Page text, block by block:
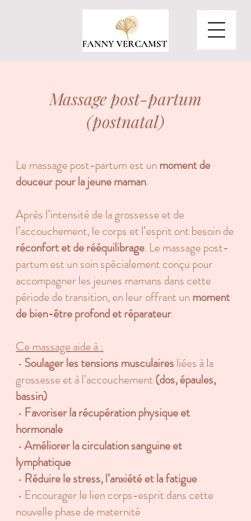
Massage post-partum
(postnatal)
​​​Le massage post-partum est unmoment de
douceur pour la jeune maman.
Après l’intensité de la grossesse et de
l’accouchement, le corps et l’esprit ont besoin de
réconfort et de rééquilibrage. Le massage post-
partum est un soin spécialement conçu pour
accompagner les jeunes mamans dans cette
période de transition, en leur offrant unmoment
de bien-être profond et réparateur.
Ce massage aide à :
• Soulager les tensions musculairesliées à la
grossesse et à l’accouchement(dos, épaules,
bassin)
• Favoriser la récupération physique et
hormonale
•Améliorer la circulation sanguine et
lymphatique
• Réduire le stress, l’anxiété et la fatigue
• Encourager le lien corps-esprit dans cette
nouvelle phase de maternité